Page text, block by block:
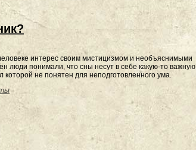
интерес своим мистицизмом и необъяснимыми
люди понимали, что сны несут в себе какую-то важную
не понятен для неподготовленного ума.